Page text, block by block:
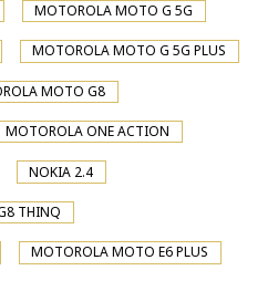
MOTOROLA MOTO G 5G
MOTOROLA MOTO G 5G PLUS
MOTO G8
MOTOROLA ONE ACTION
NOKIA 2.4
THINQ
MOTOROLA MOTO E6 PLUS